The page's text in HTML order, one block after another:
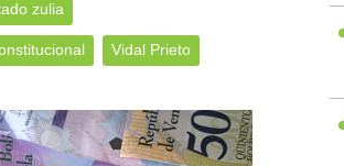
zulia
Vidal Prieto